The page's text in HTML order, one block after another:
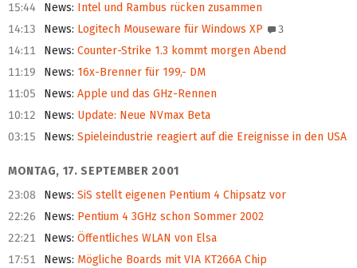
15:44 News: Intel und Rambus rücken zusammen
14:13
News: Logitech Mouseware für Windows XP 3
14:11 News: Counter-Strike 1.3 kommt morgen Abend
11:19
News: 16x-Brenner für 199,- DM
11:05
News: Apple und das GHz-Rennen
10:12
News: Update: Neue NVmax Beta
03:15
News: Spieleindustrie reagiert auf die Ereignisse in den USA
MONTAG, 17. SEPTEMBER 2001
23:08
News: SiS stellt eigenen Pentium 4 Chipsatz vor
22:26
News: Pentium 4 3GHz schon Sommer 2002
22:21
News: Öffentliches WLAN von Elsa
17:51
News: Mögliche Boards mit VIA KT266A Chip